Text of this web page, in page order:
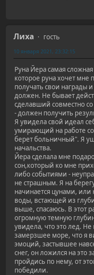
Лиха
гость
10 января 2021, 23:32:15
Руна Йера самая
которое руна хочет
получать свои награды
должен. Не бывает
сделавший совместно
- должен получить
Я увидела свой идеал
умирающий на работе
берет больничный". Я
начальства.
Йера сделала мне
сон,который ко мне
либо событиями -
не страшным. Я на
начинается цунами,
воды, встающей из
выше, спасаюсь. В этот
огромную темную
увидела, что это лед. Не
замерзшее море, что я
эмоций, застывшее
снег, он ложился на
пройдись по нему, от
победили.